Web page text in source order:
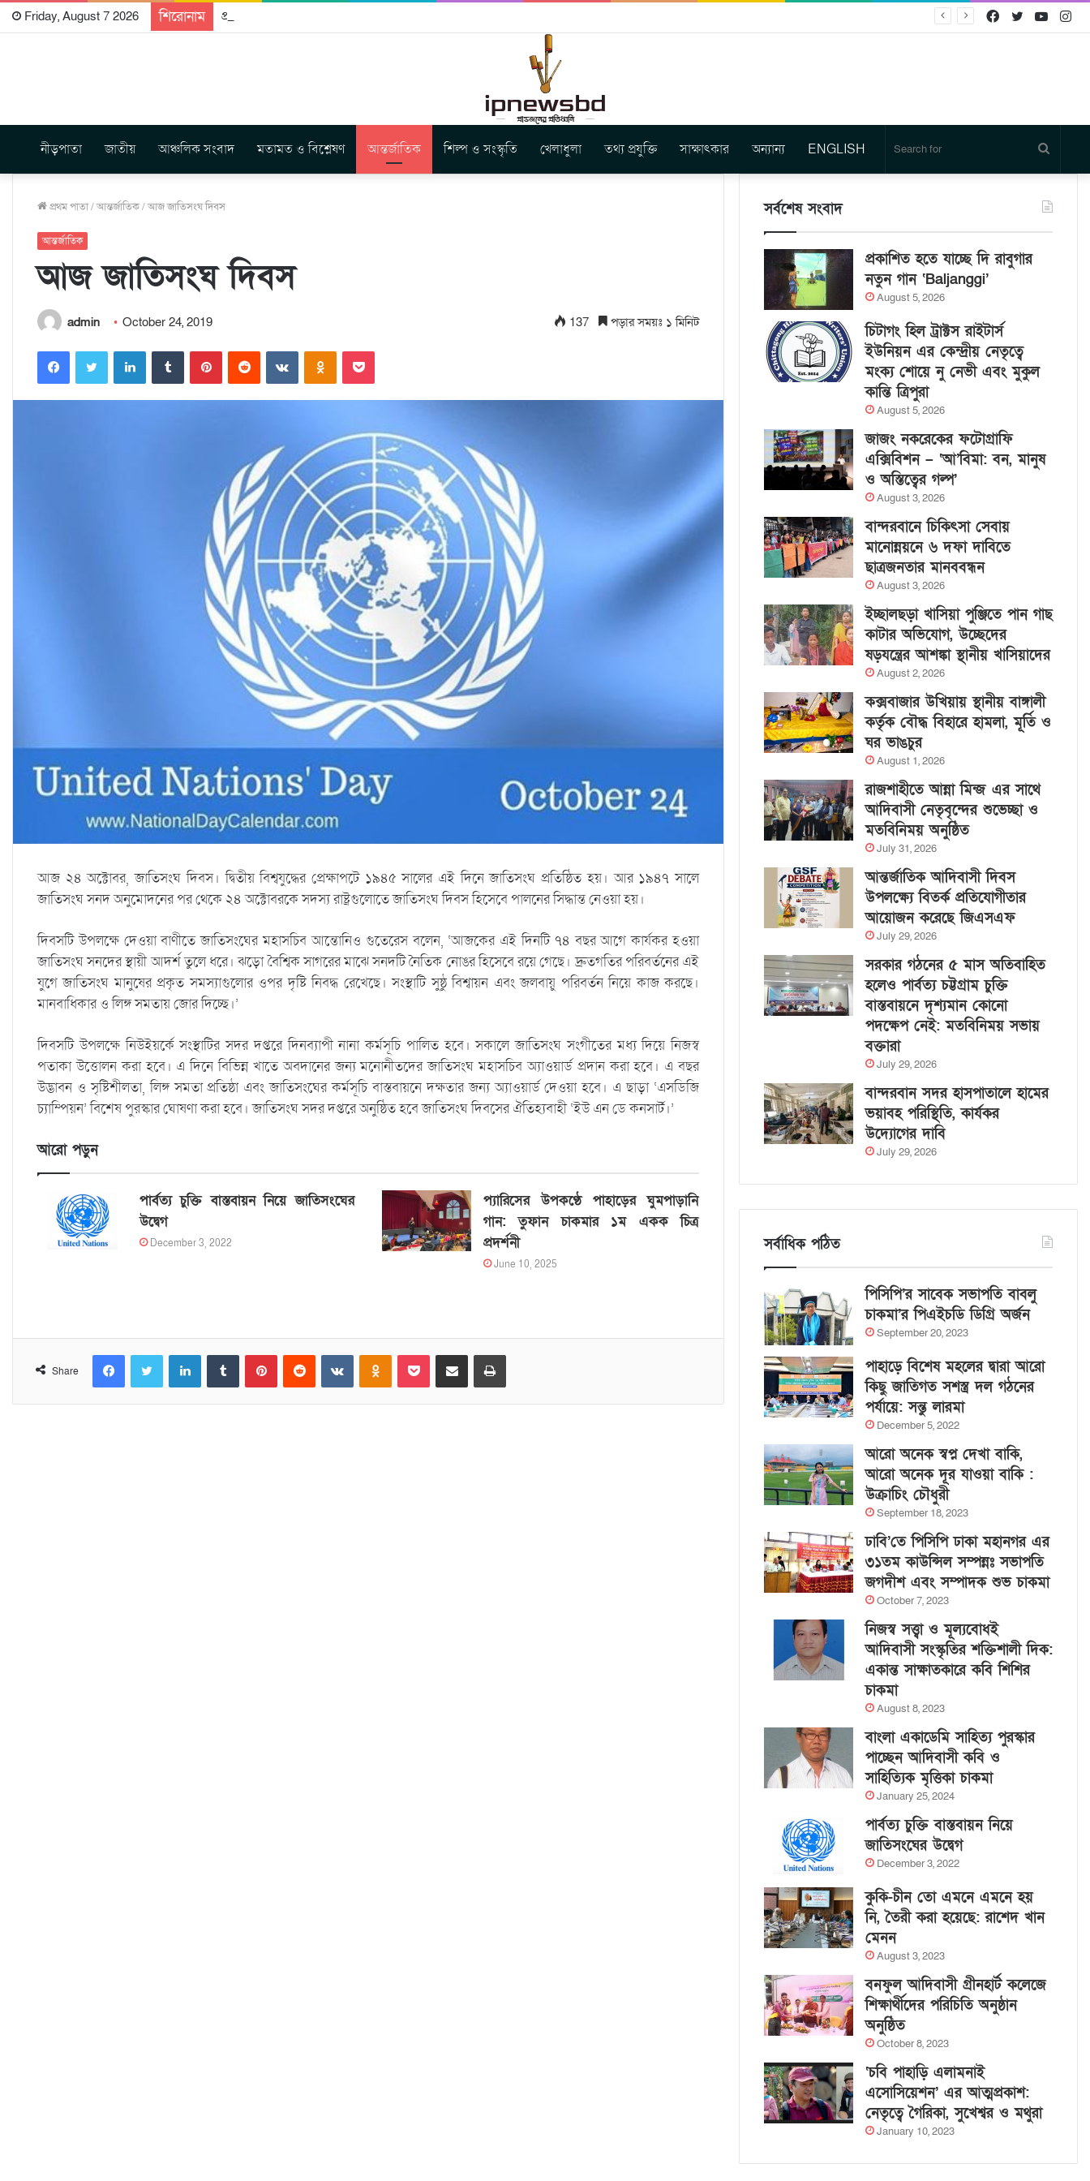
Friday, August 7 2026 শিরোনাম প্রকাশিত হতে যাচ্ছে দি রাবুগার নতুন গান ‘Baljanggi’ Twitter
Facebook
নীড়পাতা জাতীয় আঞ্চলিক সংবাদ মতামত ও বিশ্লেষণ আন্তর্জাতিক শিল্প ও সংস্কৃতি খেলাধুলা তথ্য প্রযুক্তি সাক্ষাৎকার অন্যান্য ENGLISH
for
প্রথম পাতা/আন্তর্জাতিক/আজ জাতিসংঘ দিবস
আন্তর্জাতিক
আজ জাতিসংঘ দিবস
admin October 24, 2019 137 পড়ার সময়ঃ ১ মিনিট
আজ ২৪ অক্টোবর, জাতিসংঘ দিবস। দ্বিতীয় বিশ্বযুদ্ধের প্রেক্ষাপটে ১৯৪৫ সালের এই দিনে জাতিসংঘ প্রতিষ্ঠিত হয়। আর ১৯৪৭ সালে
জাতিসংঘ সনদ অনুমোদনের পর থেকে ২৪ অক্টোবরকে সদস্য রাষ্ট্রগুলোতে জাতিসংঘ দিবস হিসেবে পালনের সিদ্ধান্ত নেওয়া হয়।
দিবসটি উপলক্ষে দেওয়া বাণীতে জাতিসংঘের মহাসচিব আন্তোনিও গুতেরেস বলেন, ‘আজকের এই দিনটি ৭৪ বছর আগে কার্যকর হওয়া
জাতিসংঘ সনদের স্থায়ী আদর্শ তুলে ধরে। ঝড়ো বৈশ্বিক সাগরের মাঝে সনদটি নৈতিক নোঙর হিসেবে রয়ে গেছে। দ্রুতগতির পরিবর্তনের এই
যুগে জাতিসংঘ মানুষের প্রকৃত সমস্যাগুলোর ওপর দৃষ্টি নিবদ্ধ রেখেছে। সংস্থাটি সুষ্ঠু বিশ্বায়ন এবং জলবায়ু পরিবর্তন নিয়ে কাজ করছে।
মানবাধিকার ও লিঙ্গ সমতায় জোর দিচ্ছে।’
দিবসটি উপলক্ষে নিউইয়র্কে সংস্থাটির সদর দপ্তরে দিনব্যাপী নানা কর্মসূচি পালিত হবে। সকালে জাতিসংঘ সংগীতের মধ্য দিয়ে নিজস্ব
পতাকা উত্তোলন করা হবে। এ দিনে বিভিন্ন খাতে অবদানের জন্য মনোনীতদের জাতিসংঘ মহাসচিব অ্যাওয়ার্ড প্রদান করা হবে। এ বছর
উদ্ভাবন ও সৃষ্টিশীলতা, লিঙ্গ সমতা প্রতিষ্ঠা এবং জাতিসংঘের কর্মসূচি বাস্তবায়নে দক্ষতার জন্য অ্যাওয়ার্ড দেওয়া হবে। এ ছাড়া ‘এসডিজি
চ্যাম্পিয়ন’ বিশেষ পুরস্কার ঘোষণা করা হবে। জাতিসংঘ সদর দপ্তরে অনুষ্ঠিত হবে জাতিসংঘ দিবসের ঐতিহ্যবাহী ‘ইউ এন ডে কনসার্ট।’
আরো পড়ুন
পার্বত্য চুক্তি বাস্তবায়ন নিয়ে জাতিসংঘের
উদ্বেগ
December 3, 2022
প্যারিসের উপকণ্ঠে পাহাড়ের ঘুমপাড়ানি
গান: তুফান চাকমার ১ম একক চিত্র
প্রদর্শনী
June 10, 2025
Share
সর্বশেষ সংবাদ
প্রকাশিত হতে যাচ্ছে দি রাবুগার
নতুন গান ‘Baljanggi’
August 5, 2026
চিটাগং হিল ট্রাক্টস রাইটার্স
ইউনিয়ন এর কেন্দ্রীয় নেতৃত্বে
মংক্য শোয়ে নু নেভী এবং মুকুল
কান্তি ত্রিপুরা
August 5, 2026
জাজং নকরেকের ফটোগ্রাফি
এক্সিবিশন – ‘আ’বিমা: বন, মানুষ
ও অস্তিত্বের গল্প’
August 3, 2026
বান্দরবানে চিকিৎসা সেবায়
মানোন্নয়নে ৬ দফা দাবিতে
ছাত্রজনতার মানববন্ধন
August 3, 2026
ইচ্ছালছড়া খাসিয়া পুঞ্জিতে পান গাছ
কাটার অভিযোগ, উচ্ছেদের
ষড়যন্ত্রের আশঙ্কা স্থানীয় খাসিয়াদের
August 2, 2026
কক্সবাজার উখিয়ায় স্থানীয় বাঙ্গালী
কর্তৃক বৌদ্ধ বিহারে হামলা, মূর্তি ও
ঘর ভাঙচুর
August 1, 2026
রাজশাহীতে আন্না মিন্জ এর সাথে
আদিবাসী নেতৃবৃন্দের শুভেচ্ছা ও
মতবিনিময় অনুষ্ঠিত
July 31, 2026
আন্তর্জাতিক আদিবাসী দিবস
উপলক্ষ্যে বিতর্ক প্রতিযোগীতার
আয়োজন করেছে জিএসএফ
July 29, 2026
সরকার গঠনের ৫ মাস অতিবাহিত
হলেও পার্বত্য চট্টগ্রাম চুক্তি
বাস্তবায়নে দৃশ্যমান কোনো
পদক্ষেপ নেই: মতবিনিময় সভায়
বক্তারা
July 29, 2026
বান্দরবান সদর হাসপাতালে হামের
ভয়াবহ পরিস্থিতি, কার্যকর
উদ্যোগের দাবি
July 29, 2026
সর্বাধিক পঠিত
পিসিপি’র সাবেক সভাপতি বাবলু
চাকমা’র পিএইচডি ডিগ্রি অর্জন
September 20, 2023
পাহাড়ে বিশেষ মহলের দ্বারা আরো
কিছু জাতিগত সশস্ত্র দল গঠনের
পর্যায়ে: সন্তু লারমা
December 5, 2022
আরো অনেক স্বপ্ন দেখা বাকি,
আরো অনেক দূর যাওয়া বাকি :
উক্রাচিং চৌধুরী
September 18, 2023
ঢাবি’তে পিসিপি ঢাকা মহানগর এর
৩১তম কাউন্সিল সম্পন্নঃ সভাপতি
জগদীশ এবং সম্পাদক শুভ চাকমা
October 7, 2023
নিজস্ব সত্ত্বা ও মূল্যবোধই
আদিবাসী সংস্কৃতির শক্তিশালী দিক:
একান্ত সাক্ষাতকারে কবি শিশির
চাকমা
August 8, 2023
বাংলা একাডেমি সাহিত্য পুরস্কার
পাচ্ছেন আদিবাসী কবি ও
সাহিত্যিক মৃত্তিকা চাকমা
January 25, 2024
পার্বত্য চুক্তি বাস্তবায়ন নিয়ে
জাতিসংঘের উদ্বেগ
December 3, 2022
কুকি-চীন তো এমনে এমনে হয়
নি, তৈরী করা হয়েছে: রাশেদ খান
মেনন
August 3, 2023
বনফুল আদিবাসী গ্রীনহার্ট কলেজে
শিক্ষার্থীদের পরিচিতি অনুষ্ঠান
অনুষ্ঠিত
October 8, 2023
‘চবি পাহাড়ি এলামনাই
এসোসিয়েশন’ এর আত্মপ্রকাশ:
নেতৃত্বে গৈরিকা, সুখেশ্বর ও মথুরা
January 10, 2023